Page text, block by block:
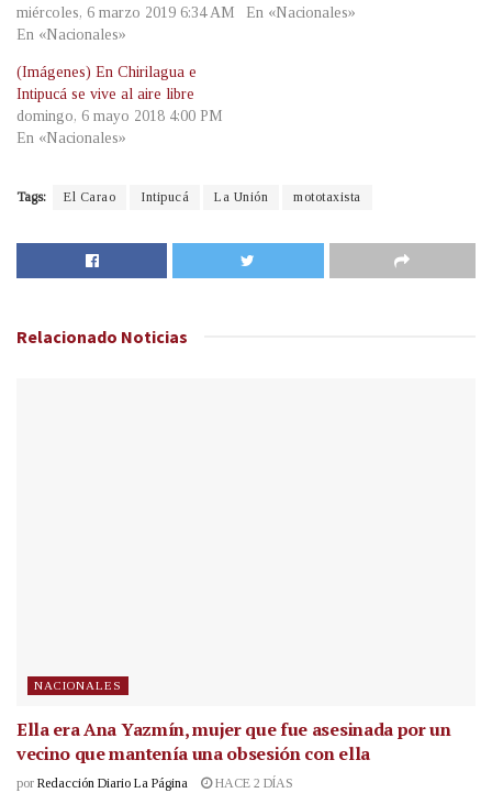
miércoles, 6 marzo 2019 6:34 AM
En «Nacionales»
En «Nacionales»
(Imágenes) En Chirilagua e
Intipucá se vive al aire libre
domingo, 6 mayo 2018 4:00 PM
En «Nacionales»
Tags: El Carao Intipucá La Unión mototaxista
Relacionado Noticias
NACIONALES
Ella era Ana Yazmín, mujer que fue asesinada por un
vecino que mantenía una obsesión con ella
por Redacción Diario La Página HACE 2 DÍAS